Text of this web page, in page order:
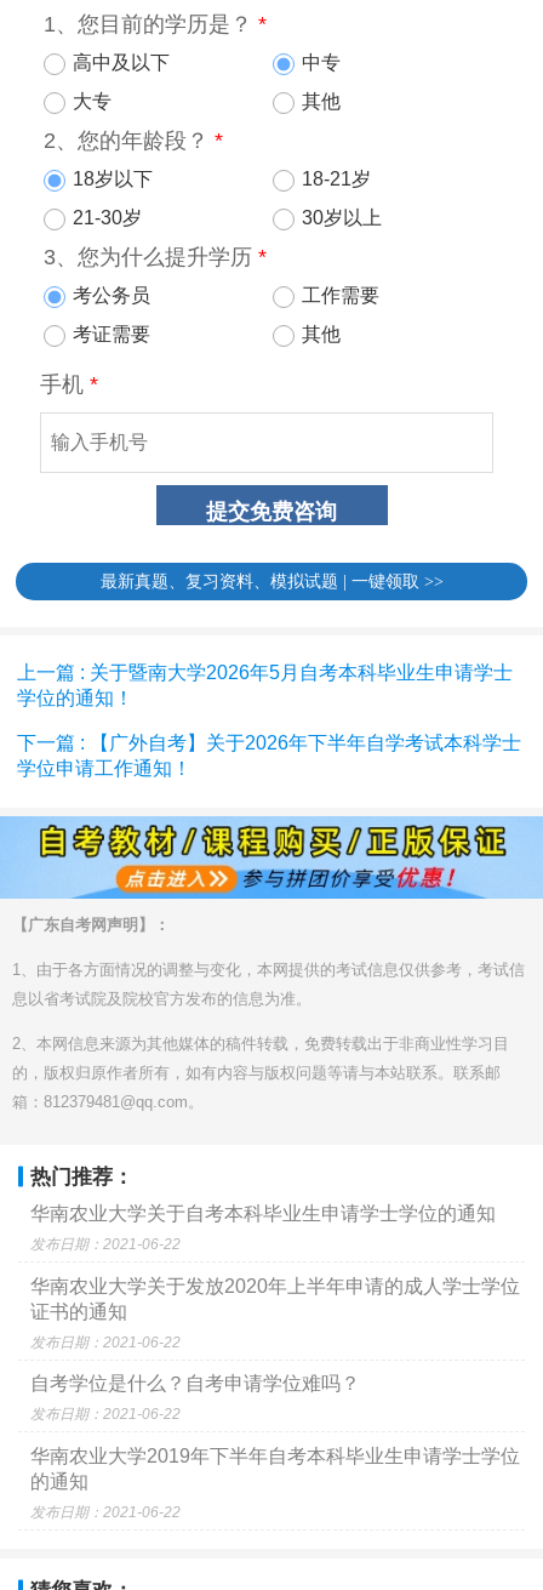
最新真题、复习资料、模拟试题 | 一键领取 >>
上一篇 : 关于暨南大学2026年5月自考本科毕业生申请学士
学位的通知！
下一篇 : 【广外自考】关于2026年下半年自学考试本科学士
学位申请工作通知！
【广东自考网声明】：
1、由于各方面情况的调整与变化，本网提供的考试信息仅供参考，考试信
息以省考试院及院校官方发布的信息为准。
2、本网信息来源为其他媒体的稿件转载，免费转载出于非商业性学习目
的，版权归原作者所有，如有内容与版权问题等请与本站联系。联系邮
箱：812379481@qq.com。
热门推荐：
华南农业大学关于自考本科毕业生申请学士学位的通知
发布日期：2021-06-22
华南农业大学关于发放2020年上半年申请的成人学士学位
证书的通知
发布日期：2021-06-22
自考学位是什么？自考申请学位难吗？
发布日期：2021-06-22
华南农业大学2019年下半年自考本科毕业生申请学士学位
的通知
发布日期：2021-06-22